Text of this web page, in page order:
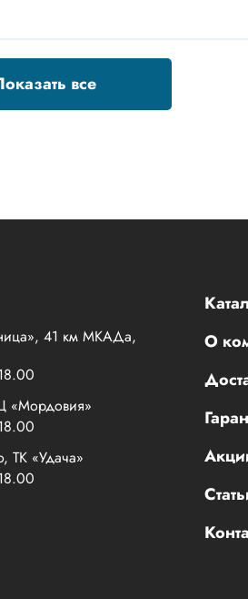
все
41 км МКАДа,
«Мордовия»
ТК «Удача»
О